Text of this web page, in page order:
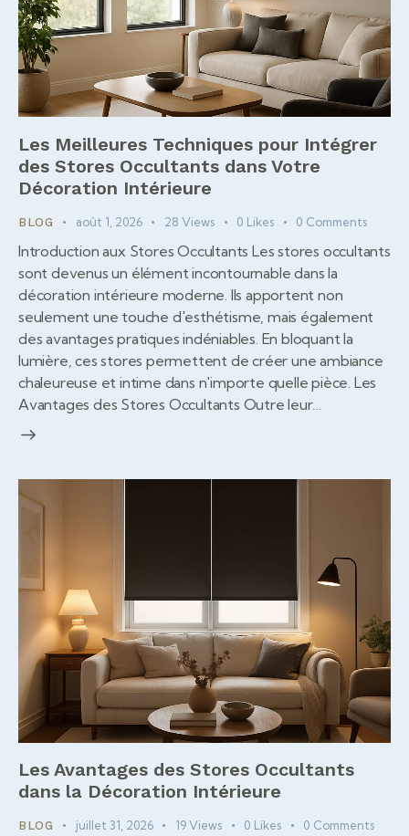
Les Meilleures Techniques pour Intégrer
des Stores Occultants dans Votre
Décoration Intérieure
BLOG août 1, 2026 28 Views 0 Likes 0 Comments
Introduction aux Stores Occultants Les stores occultants
sont devenus un élément incontournable dans la
décoration intérieure moderne. Ils apportent non
seulement une touche d'esthétisme, mais également
des avantages pratiques indéniables. En bloquant la
lumière, ces stores permettent de créer une ambiance
chaleureuse et intime dans n'importe quelle pièce. Les
Avantages des Stores Occultants Outre leur…
Les Avantages des Stores Occultants
dans la Décoration Intérieure
BLOG juillet 31, 2026 19 Views 0 Likes 0 Comments